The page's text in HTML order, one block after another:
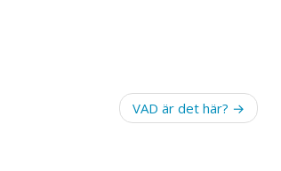
VAD är det här?